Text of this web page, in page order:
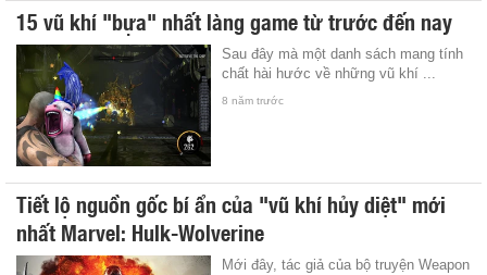
15 vũ khí "bựa" nhất làng game từ trước đến nay
Sau đây mà một danh sách mang tính
chất hài hước về những vũ khí ...
8 năm trước
Tiết lộ nguồn gốc bí ẩn của "vũ khí hủy diệt" mới
nhất Marvel: Hulk-Wolverine
Mới đây, tác giả của bộ truyện Weapon